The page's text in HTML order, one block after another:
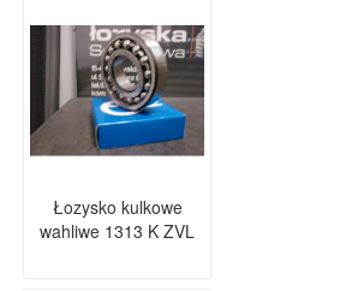
Łozysko kulkowe
wahliwe 1313 K ZVL